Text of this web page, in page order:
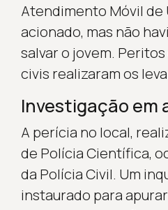
Atendimento Móvil de
acionado, mas não
salvar o jovem.
civis realizaram os
Investigação em
A perícia no local,
de Polícia Científica,
da Polícia Civil. Um
instaurado para